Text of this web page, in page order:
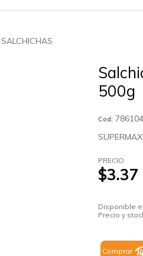
SALCHICHAS
500g
Cod:
SUPERMAXI
PRECIO
$3.37
Disponible
Precio y
Comprar